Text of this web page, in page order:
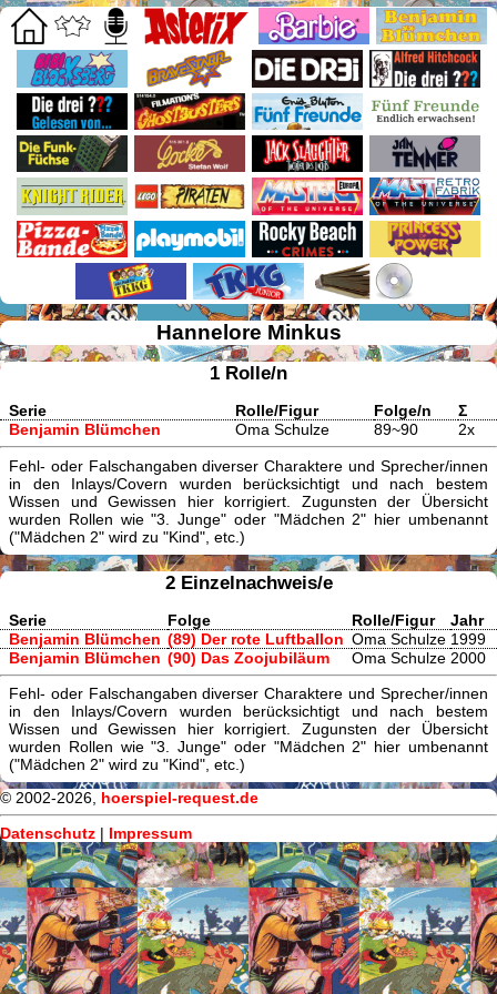
Hannelore Minkus
1 Rolle/n
Serie Rolle/Figur Folge/n
Σ
Benjamin Blümchen
Oma Schulze 89~90 2x
Fehl- oder Falschangaben diverser Charaktere und Sprecher/innen
in den Inlays/Covern wurden berücksichtigt und nach bestem
Wissen und Gewissen hier korrigiert. Zugunsten der Übersicht
wurden Rollen wie "3. Junge" oder "Mädchen 2" hier umbenannt
("Mädchen 2" wird zu "Kind", etc.)
2 Einzelnachweis/e
Serie Folge Rolle/Figur
Jahr
Benjamin Blümchen (89) Der rote Luftballon Oma Schulze 1999
Benjamin Blümchen (90) Das Zoojubiläum Oma Schulze 2000
Fehl- oder Falschangaben diverser Charaktere und Sprecher/innen
in den Inlays/Covern wurden berücksichtigt und nach bestem
Wissen und Gewissen hier korrigiert. Zugunsten der Übersicht
wurden Rollen wie "3. Junge" oder "Mädchen 2" hier umbenannt
("Mädchen 2" wird zu "Kind", etc.)
© 2002-2026, hoerspiel-request.de
Datenschutz | Impressum